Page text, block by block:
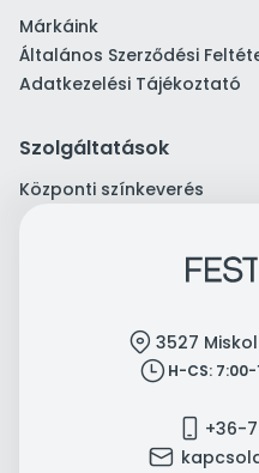
Márkáink
Általános Szerződési
Adatkezelési Tájékoztató
Szolgáltatások
Központi színkeverés
location 3527
clock H-CS: 7:00-
mobile +36-
mail